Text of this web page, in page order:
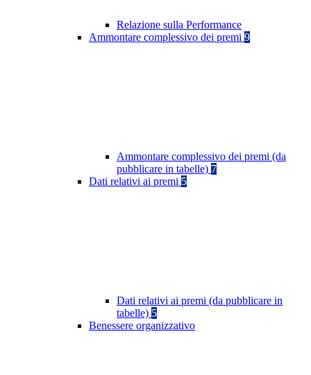
Relazione sulla Performance
Ammontare complessivo dei premi 9
Ammontare complessivo dei premi (da
pubblicare in tabelle) 7
Dati relativi ai premi 5
Dati relativi ai premi (da pubblicare in
tabelle) 5
Benessere organizzativo